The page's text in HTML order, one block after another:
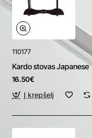
110177
Kardo stovas Japanese
16.50€
Į krepšelį